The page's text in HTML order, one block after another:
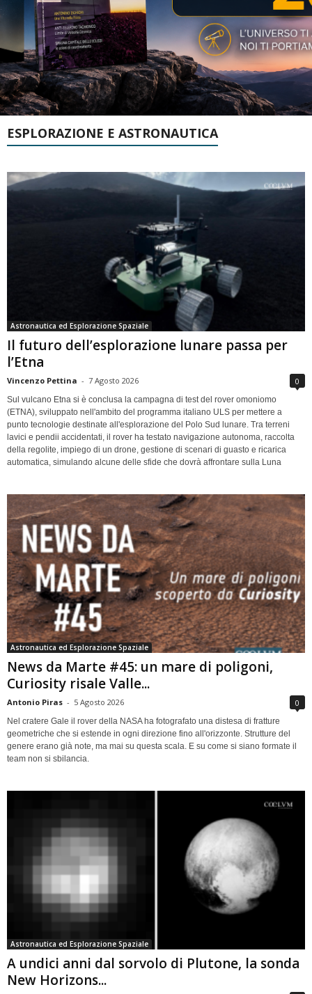
ESPLORAZIONE E ASTRONAUTICA
Astronautica ed Esplorazione Spaziale
Il futuro dell’esplorazione lunare passa per
l’Etna
Vincenzo Pettina - 7 Agosto 2026 0
Sul vulcano Etna si è conclusa la campagna di test del rover omoniomo
(ETNA), sviluppato nell'ambito del programma italiano ULS per mettere a
punto tecnologie destinate all'esplorazione del Polo Sud lunare. Tra terreni
lavici e pendii accidentati, il rover ha testato navigazione autonoma, raccolta
della regolite, impiego di un drone, gestione di scenari di guasto e ricarica
automatica, simulando alcune delle sfide che dovrà affrontare sulla Luna
Astronautica ed Esplorazione Spaziale
News da Marte #45: un mare di poligoni,
Curiosity risale Valle...
Antonio Piras - 5 Agosto 2026 0
Nel cratere Gale il rover della NASA ha fotografato una distesa di fratture
geometriche che si estende in ogni direzione fino all'orizzonte. Strutture del
genere erano già note, ma mai su questa scala. E su come si siano formate il
team non si sbilancia.
Astronautica ed Esplorazione Spaziale
A undici anni dal sorvolo di Plutone, la sonda
New Horizons...